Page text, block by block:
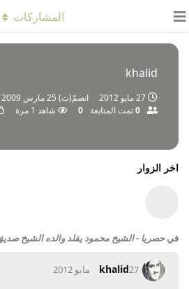
khalid
27 مايو 2012 انضمّ(ت) 25 مارس 2009
0تمت المتابعة 0 شاهد 1 مرة
المشاركات
اخر الزوار
فيحصريا - الشيخ محمود يقلد والده الشيخ
khalid27 مايو 2012